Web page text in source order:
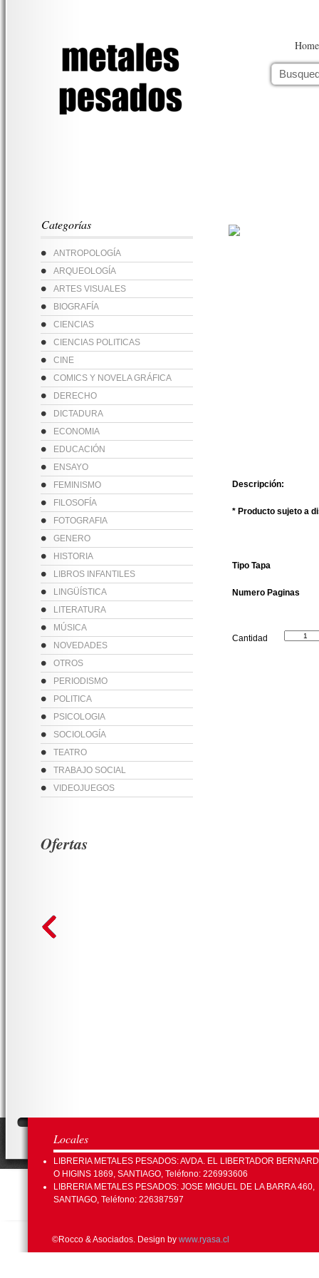
Home
Categorías
ANTROPOLOGÍA
ARQUEOLOGÍA
ARTES VISUALES
BIOGRAFÍA
CIENCIAS
CIENCIAS POLITICAS
CINE
COMICS Y NOVELA GRÁFICA
DERECHO
DICTADURA
ECONOMIA
EDUCACIÓN
ENSAYO
FEMINISMO
FILOSOFÍA
FOTOGRAFIA
GENERO
HISTORIA
LIBROS INFANTILES
LINGÜÍSTICA
LITERATURA
MÚSICA
NOVEDADES
OTROS
PERIODISMO
POLITICA
PSICOLOGIA
SOCIOLOGÍA
TEATRO
TRABAJO SOCIAL
VIDEOJUEGOS
Descripción:
* Producto sujeto a
Tipo Tapa
Numero Paginas
Cantidad
Ofertas
Locales
LIBRERIA METALES PESADOS: AVDA. EL LIBERTADOR
O HIGINS 1869, SANTIAGO, Teléfono: 226993606
LIBRERIA METALES PESADOS: JOSE MIGUEL DE LA BARRA 460,
SANTIAGO, Teléfono: 226387597
©Rocco & Asociados. Design by www.ryasa.cl